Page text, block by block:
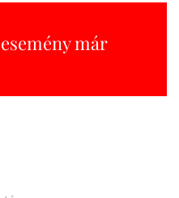
már